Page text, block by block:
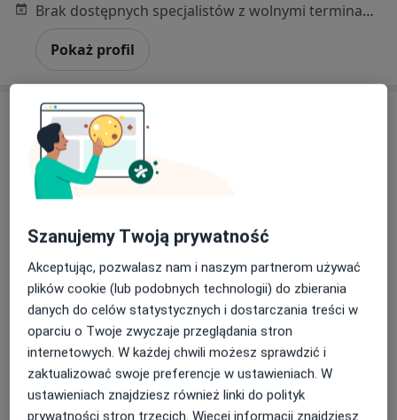
Brak dostępnych specjalistów z wolnymi terminami w tym centrum medycznym.
Pokaż profil
lek. Maja Bielicka
Psychiatra
39 opinii
Adres Online
Śniadeckich 27/3, Gdańsk•Mapa
Pomorskie Centrum Psychiatrii
Szanujemy Twoją prywatność
Akceptując, pozwalasz nam i naszym partnerom używać
plików cookie (lub podobnych technologii) do zbierania
danych do celów statystycznych i dostarczania treści w
oparciu o Twoje zwyczaje przeglądania stron
internetowych. W każdej chwili możesz sprawdzić i
zaktualizować swoje preferencje w ustawieniach. W
ustawieniach znajdziesz również linki do polityk
prywatności stron trzecich. Więcej informacji znajdziesz